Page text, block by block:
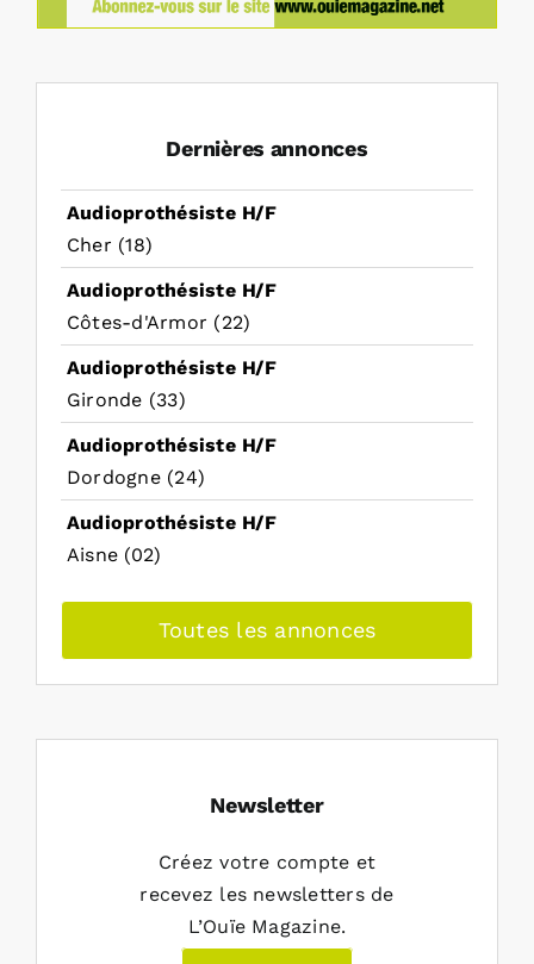
Dernières annonces
Audioprothésiste H/F
Cher (18)
Audioprothésiste H/F
Côtes-d'Armor (22)
Audioprothésiste H/F
Gironde (33)
Audioprothésiste H/F
Dordogne (24)
Audioprothésiste H/F
Aisne (02)
Toutes les annonces
Newsletter
Créez votre compte et
recevez les newsletters de
L’Ouïe Magazine.